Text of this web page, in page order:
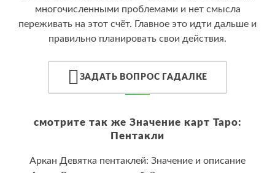
многочисленными проблемами и нет смысла
переживать на этот счёт. Главное это идти дальше и
правильно планировать свои действия.
ЗАДАТЬ ВОПРОС ГАДАЛКЕ
смотрите так же Значение карт Таро:
Пентакли
Аркан Девятка пентаклей: Значение и описание